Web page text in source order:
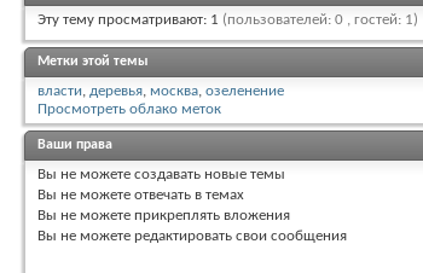
Эту тему просматривают: 1 (пользователей: 0 , гостей: 1)
Метки этой темы
власти, деревья, москва, озеленение
Просмотреть облако меток
Ваши права
Вы не можете создавать новые темы
Вы не можете отвечать в темах
Вы не можете прикреплять вложения
Вы не можете редактировать свои сообщения